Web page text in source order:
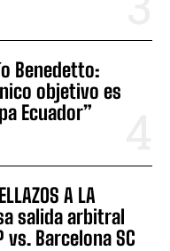
Benedetto:
objetivo es
Ecuador”
A LA
salida arbitral
vs. Barcelona SC